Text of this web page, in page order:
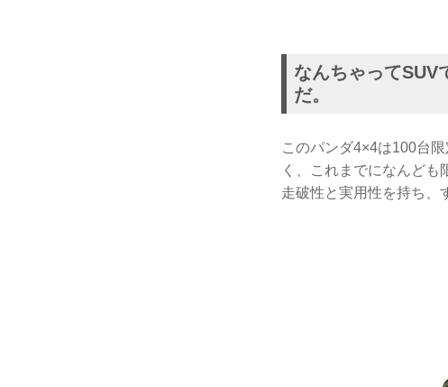
なんちゃってSUV
だ。
このパンダ4×4は100台
く、これまでになんど
走破性と実用性を持ち、